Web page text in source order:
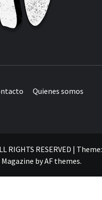
Quienes somos
RIGHTS RESERVED | Theme:
Magazine byAF themes.